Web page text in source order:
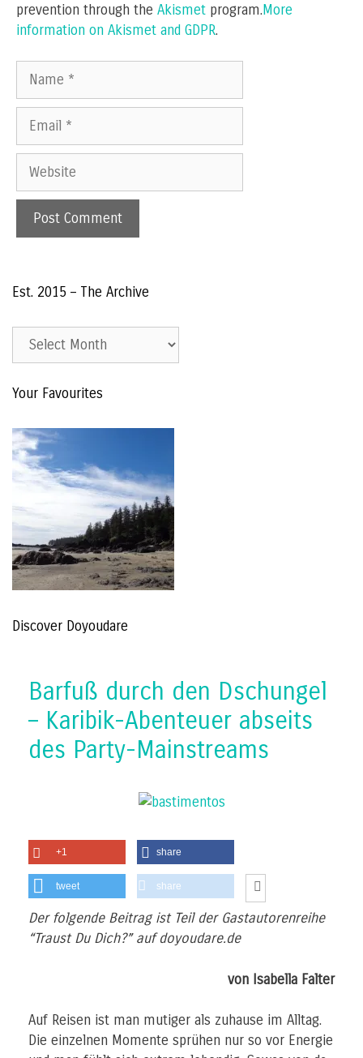
prevention through the Akismet program.More
information on Akismet and GDPR.
Name
Email
Website
Est. 2015 – The Archive
Est.
The
Your Favourites
Discover Doyoudare
Barfuß durch den Dschungel
– Karibik-Abenteuer abseits
des Party-Mainstreams
+1 share
tweet share
Der folgende Beitrag ist Teil der Gastautorenreihe
“Traust Du Dich?” auf doyoudare.de
von Isabella Falter
Auf Reisen ist man mutiger als zuhause im Alltag.
Die einzelnen Momente sprühen nur so vor Energie